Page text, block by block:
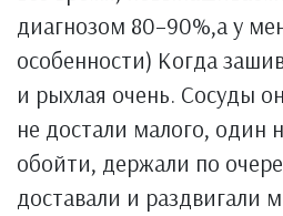
диагнозом 80–90%,а у
особенности) Когда
и рыхлая очень. Сосуды
не достали малого, один
обойти, держали по
доставали и раздвигали